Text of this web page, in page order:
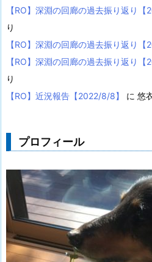
【RO】深淵の回廊の過去振り返り【
り
【RO】深淵の回廊の過去振り返り【
【RO】深淵の回廊の過去振り返り【
り
【RO】近況報告【2022/8/8】
に 悠
プロフィール